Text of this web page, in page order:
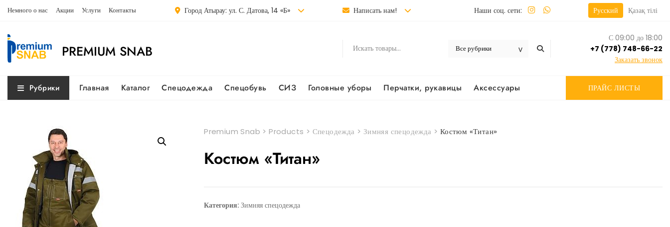
Немного о нас Акции Услуги Контакты Город Атырау: ул. С. Датова, 14 «Б» Написать нам! Наши соц. сети: Русский Қазақ тілі
PREMIUM SNAB
С 09:00 до 18:00
+7 (778) 748-66-22
Заказать звонок
Рубрики Главная Каталог Спецодежда Спецобувь СИЗ Головные уборы Перчатки, рукавицы Аксессуары ПРАЙС ЛИСТЫ
Premium Snab >Products > Спецодежда > Зимняя спецодежда > Костюм «Титан»
Костюм «Титан»
Категория:Зимняя спецодежда